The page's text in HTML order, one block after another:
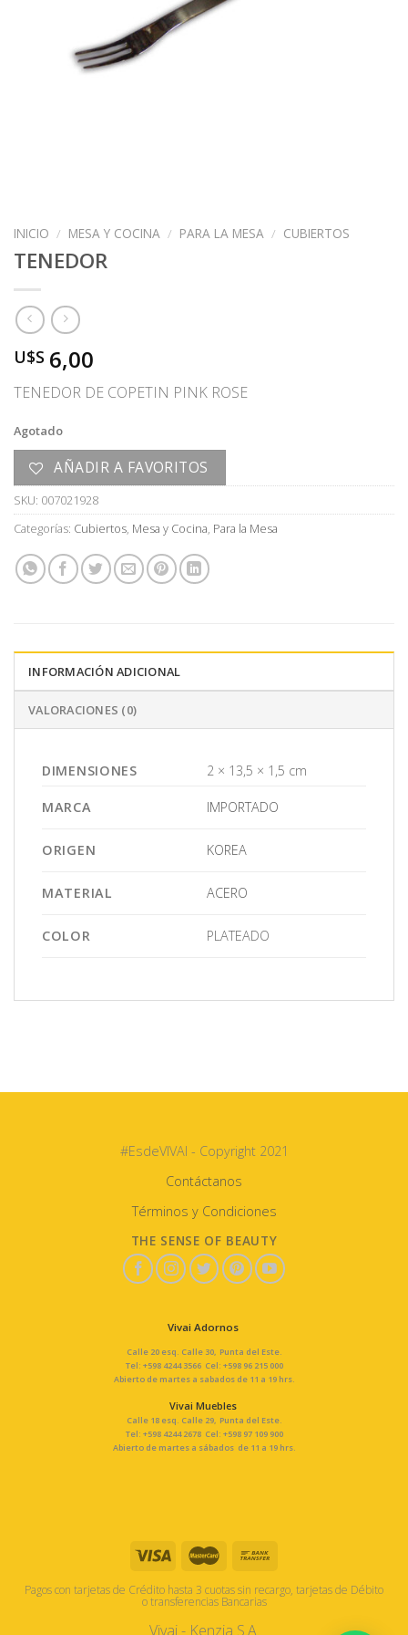
INICIO / MESA Y COCINA / PARA LA MESA / CUBIERTOS
TENEDOR
U$S 6,00
TENEDOR DE COPETIN PINK ROSE
Agotado
AÑADIR A FAVORITOS
SKU: 007021928
Categorías: Cubiertos, Mesa y Cocina, Para la Mesa
INFORMACIÓN ADICIONAL
VALORACIONES (0)
DIMENSIONES 2 × 13,5 × 1,5 cm
MARCA IMPORTADO
ORIGEN KOREA
MATERIAL ACERO
COLOR PLATEADO
#EsdeVIVAI - Copyright 2021
Contáctanos
Términos y Condiciones
THE SENSE OF BEAUTY
Vivai Adornos
Calle 20 esq. Calle 30, Punta del Este.
Tel: +598 4244 3566 Cel: +598 96 215 000
Abierto de martes a sabados de 11 a 19 hrs.
Vivai Muebles
Calle 18 esq. Calle 29, Punta del Este.
Tel: +598 4244 2678 Cel: +598 97 109 900
Abierto de martes a sábados de 11 a 19 hrs.
Pagos con tarjetas de Crédito hasta 3 cuotas sin recargo, tarjetas de Débito
o transferencias Bancarias
Vivai - Kenzia S.A.